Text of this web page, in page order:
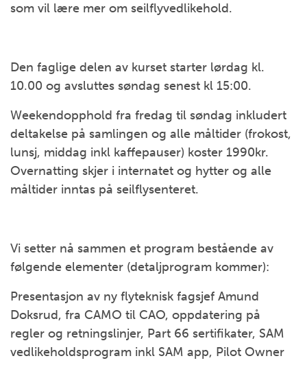
som vil lære mer om seilflyvedlikehold.
Den faglige delen av kurset starter lørdag kl.
10.00 og avsluttes søndag senest kl 15:00.
Weekendopphold fra fredag til søndag inkludert
deltakelse på samlingen og alle måltider (frokost,
lunsj, middag inkl kaffepauser) koster 1990kr.
Overnatting skjer i internatet og hytter og alle
måltider inntas på seilflysenteret.
Vi setter nå sammen et program bestående av
følgende elementer (detaljprogram kommer):
Presentasjon av ny flyteknisk fagsjef Amund
Doksrud, fra CAMO til CAO, oppdatering på
regler og retningslinjer, Part 66 sertifikater, SAM
vedlikeholdsprogram inkl SAM app, Pilot Owner